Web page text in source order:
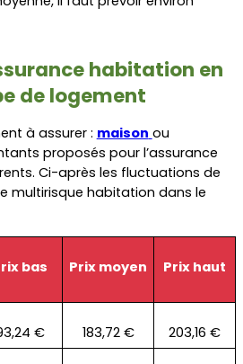
habitation en
de logement
à assurer : maison
proposés pour l’assurance
Ci-après les fluctuations de
multirisque habitation dans le
bas Prix moyen Prix haut
€ 183,72 € 203,16 €